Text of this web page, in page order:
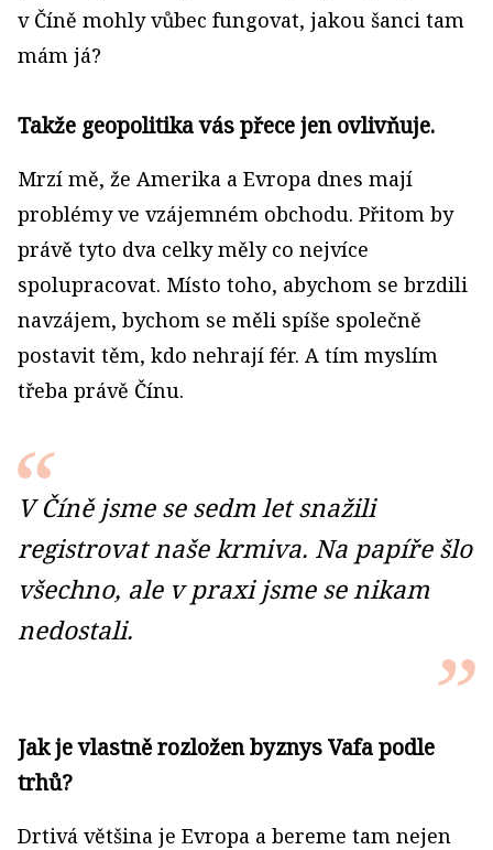
v Číně mohly vůbec fungovat, jakou šanci tam
mám já?
Takže geopolitika vás přece jen ovlivňuje.
Mrzí mě, že Amerika a Evropa dnes mají
problémy ve vzájemném obchodu. Přitom by
právě tyto dva celky měly co nejvíce
spolupracovat. Místo toho, abychom se brzdili
navzájem, bychom se měli spíše společně
postavit těm, kdo nehrají fér. A tím myslím
třeba právě Čínu.
V Číně jsme se sedm let snažili
registrovat naše krmiva. Na papíře šlo
všechno, ale v praxi jsme se nikam
nedostali.
Jak je vlastně rozložen byznys Vafa podle
trhů?
Drtivá většina je Evropa a bereme tam nejen